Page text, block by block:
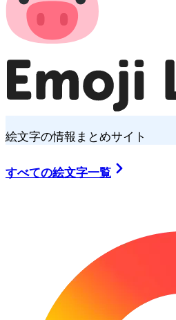
絵文字の情報まとめサイト
すべての絵文字一覧